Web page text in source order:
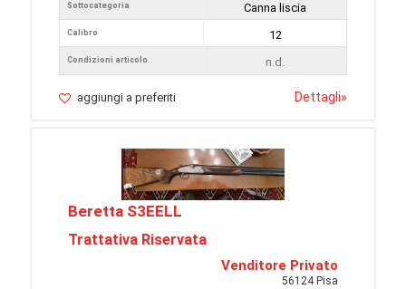
Sottocategoria
Calibro
Condizioni articolo
Canna liscia
12
n.d.
aggiungi a preferiti Dettagli»
Beretta S3EELL
Trattativa Riservata
Venditore Privato
56124 Pisa